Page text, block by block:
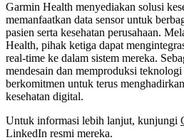
Garmin Health menyediakan solusi
memanfaatkan data sensor untuk
pasien serta kesehatan perusahaan.
Health, pihak ketiga dapat
real-time ke dalam sistem mereka.
mendesain dan memproduksi
berkomitmen untuk terus
kesehatan digital.
Untuk informasi lebih lanjut, kunjungi
LinkedIn resmi mereka.